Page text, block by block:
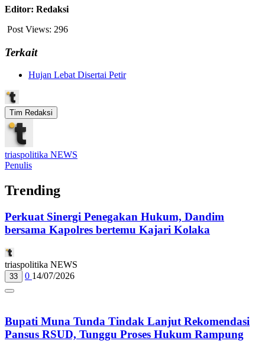
Editor: Redaksi
Post Views: 296
Terkait
Hujan Lebat Disertai Petir
Tim Redaksi
triaspolitika NEWS
Penulis
Trending
Perkuat Sinergi Penegakan Hukum, Dandim
bersama Kapolres bertemu Kajari Kolaka
triaspolitika NEWS
33 0 14/07/2026
Bupati Muna Tunda Tindak Lanjut Rekomendasi
Pansus RSUD, Tunggu Proses Hukum Rampung